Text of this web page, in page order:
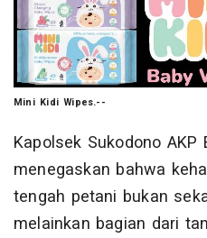
Mini Kidi Wipes.--
Kapolsek Sukodono AKP
menegaskan bahwa
tengah petani bukan
melainkan bagian dari